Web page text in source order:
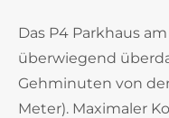
Das P4 Parkhaus
überwiegend
Gehminuten von
Meter). Maximaler